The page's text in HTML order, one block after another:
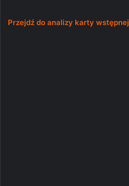
Przejdź do analizy karty wstępnej